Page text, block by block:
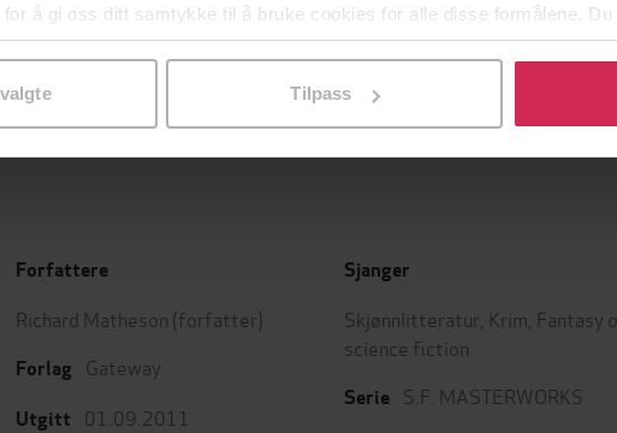
å gi oss ditt samtykke til å bruke cookies for alle disse formålene.
formål ved å klikke på «Tilpass». Du kan når som helst trekke tilbake
Tilpass
Ringenes herre 1
LYDBOK
Ringenes herre II
LYDBOK
Forfattere
Richard Matheson (forfatter)
Forlag Gateway
Utgitt 01.09.2011
Sjanger
Skjønnlitteratur Krim Fantasy
science fiction
Serie S.F. MASTERWORKS